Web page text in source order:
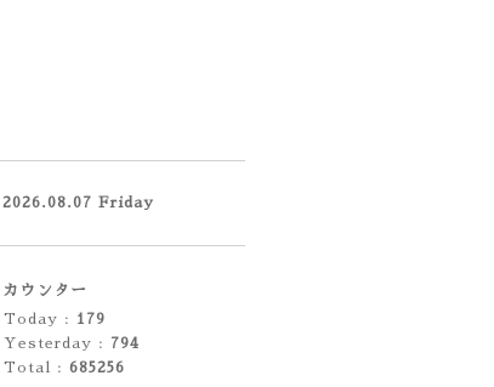
2026.08.07 Friday
カウンター
Today : 179
Yesterday : 794
Total : 685256